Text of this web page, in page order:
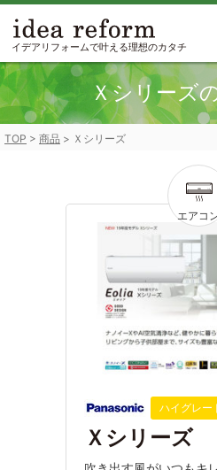
Skip
content
イデアリフォームで叶える理想のカタチ
Ｘシリーズ
TOP > 商品 > Ｘシリーズ
ハイグレー
Ｘシリーズ